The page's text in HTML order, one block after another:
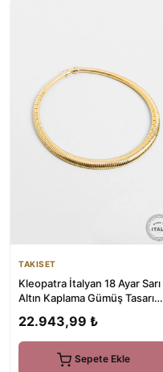
TAKISET
Kleopatra İtalyan 18 Ayar Sarı
Altın Kaplama Gümüş Tasarım
22.943,99 ₺
Sepete Ekle